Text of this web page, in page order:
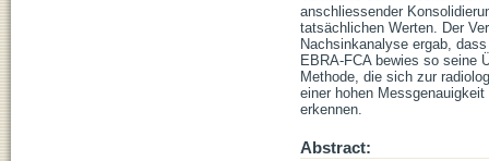
anschliessender
tatsächlichen Werten. Der
Nachsinkanalyse ergab,
EBRA-FCA bewies so seine
Methode, die sich zur
einer hohen
erkennen.
Abstract: